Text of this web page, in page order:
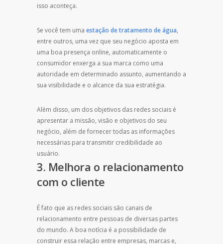
isso aconteça.
Se você tem uma estação de tratamento de água,
entre outros, uma vez que seu negócio aposta em
uma boa presença online, automaticamente o
consumidor enxerga a sua marca como uma
autoridade em determinado assunto, aumentando a
sua visibilidade e o alcance da sua estratégia.
Além disso, um dos objetivos das redes sociais é
apresentar a missão, visão e objetivos do seu
negócio, além de fornecer todas as informações
necessárias para transmitir credibilidade ao
usuário.
3. Melhora o relacionamento
com o cliente
É fato que as redes sociais são canais de
relacionamento entre pessoas de diversas partes
do mundo. A boa notícia é a possibilidade de
construir essa relação entre empresas, marcas e,